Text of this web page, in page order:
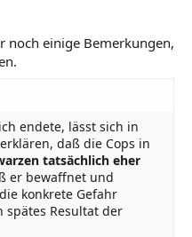
noch einige Bemerkungen,
endete, lässt sich in
daß die Cops in
tatsächlich eher
er bewaffnet und
konkrete Gefahr
spätes Resultat der